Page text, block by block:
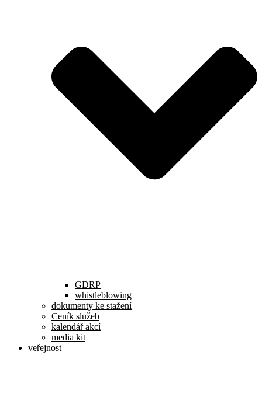
GDRP
whistleblowing
dokumenty ke stažení
Ceník služeb
kalendář akcí
media kit
veřejnost